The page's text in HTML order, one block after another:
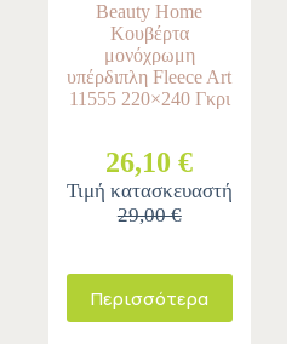
Beauty Home
Κουβέρτα
μονόχρωμη
υπέρδιπλη Fleece Art
11555 220×240 Γκρι
26,10 €
Τιμή κατασκευαστή
29,00 €
Περισσότερα